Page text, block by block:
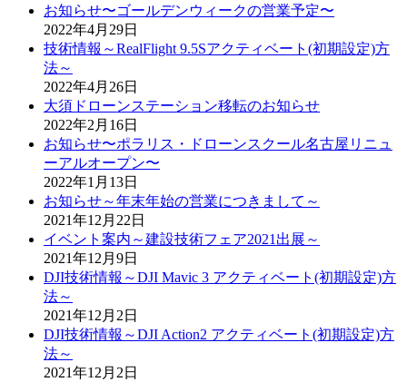
お知らせ〜ゴールデンウィークの営業予定〜
2022年4月29日
技術情報～RealFlight 9.5Sアクティベート(初期設定)方
法～
2022年4月26日
大須ドローンステーション移転のお知らせ
2022年2月16日
お知らせ〜ポラリス・ドローンスクール名古屋リニュ
ーアルオープン〜
2022年1月13日
お知らせ～年末年始の営業につきまして～
2021年12月22日
イベント案内～建設技術フェア2021出展～
2021年12月9日
DJI技術情報～DJI Mavic 3 アクティベート(初期設定)方
法～
2021年12月2日
DJI技術情報～DJI Action2 アクティベート(初期設定)方
法～
2021年12月2日